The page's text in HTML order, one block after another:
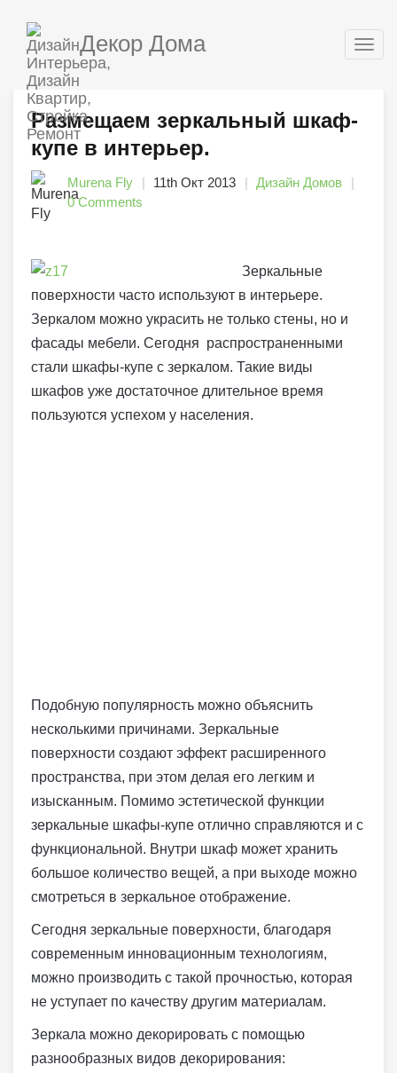
Декор Дома
Размещаем зеркальный шкаф-
купе в интерьер.
Murena Fly 11th Окт 2013
Дизайн Домов
0 Comments
Зеркальные
поверхности часто используют в интерьере.
Зеркалом можно украсить не только стены, но и
фасады мебели. Сегодня распространенными
стали шкафы-купе с зеркалом. Такие виды
шкафов уже достаточное длительное время
пользуются успехом у населения.
Подобную популярность можно объяснить
несколькими причинами. Зеркальные
поверхности создают эффект расширенного
пространства, при этом делая его легким и
изысканным. Помимо эстетической функции
зеркальные шкафы-купе отлично справляются и с
функциональной. Внутри шкаф может хранить
большое количество вещей, а при выходе можно
смотреться в зеркальное отображение.
Сегодня зеркальные поверхности, благодаря
современным инновационным технологиям,
можно производить с такой прочностью, которая
не уступает по качеству другим материалам.
Зеркала можно декорировать с помощью
разнообразных видов декорирования: